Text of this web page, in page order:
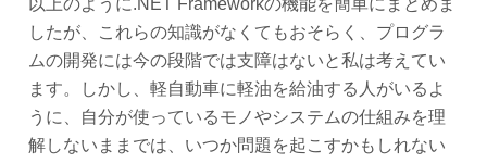
以上のように.NET Frameworkの機能を簡単にまとめま
したが、これらの知識がなくてもおそらく、プログラ
ムの開発には今の段階では支障はないと私は考えてい
ます。しかし、軽自動車に軽油を給油する人がいるよ
うに、自分が使っているモノやシステムの仕組みを理
解しないままでは、いつか問題を起こすかもしれない